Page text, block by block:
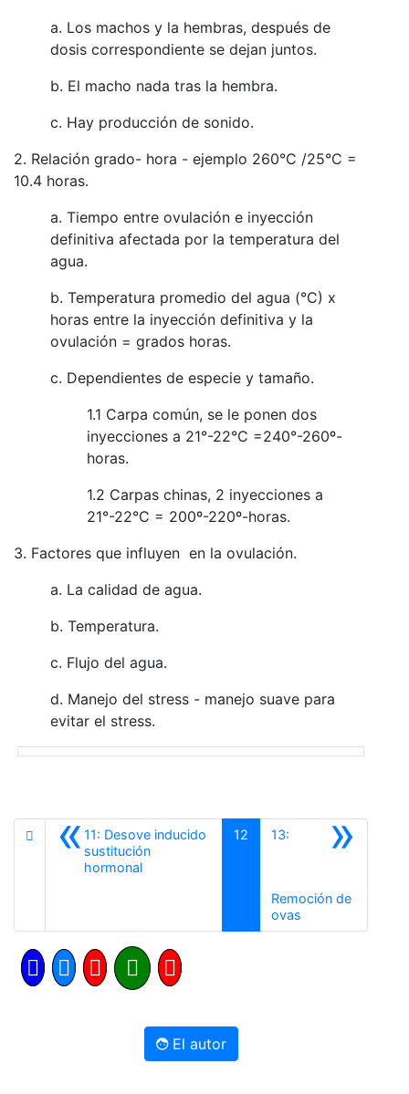
a. Los machos y la hembras, después de
dosis correspondiente se dejan juntos.
b. El macho nada tras la hembra.
c. Hay producción de sonido.
2. Relación grado- hora - ejemplo 260°C /25°C =
10.4 horas.
a. Tiempo entre ovulación e inyección
definitiva afectada por la temperatura del
agua.
b. Temperatura promedio del agua (°C) x
horas entre la inyección definitiva y la
ovulación = grados horas.
c. Dependientes de especie y tamaño.
1.1 Carpa común, se le ponen dos
inyecciones a 21°-22°C =240°-260º-
horas.
1.2 Carpas chinas, 2 inyecciones a
21°-22°C = 200º-220º-horas.
3. Factores que influyen en la ovulación.
a. La calidad de agua.
b. Temperatura.
c. Flujo del agua.
d. Manejo del stress - manejo suave para
evitar el stress.
«11: Desove inducido
sustitución
hormonalAnterior
12 »
13:
Remoción de
ovasSiguiente
El autor